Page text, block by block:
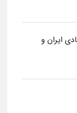
ایران و